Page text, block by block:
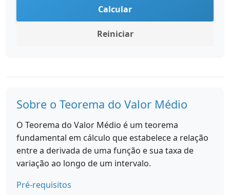
Calcular
Reiniciar
Sobre o Teorema do Valor Médio
O Teorema do Valor Médio é um teorema
fundamental em cálculo que estabelece a relação
entre a derivada de uma função e sua taxa de
variação ao longo de um intervalo.
Pré-requisitos